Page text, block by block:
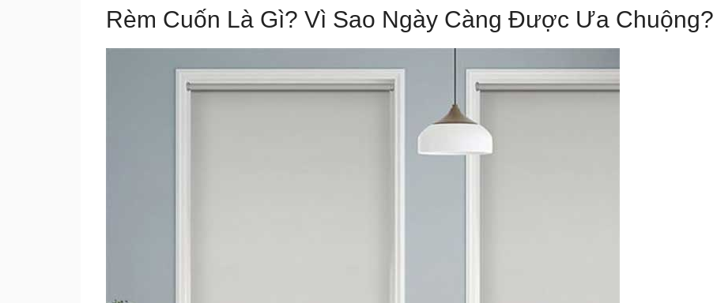
Rèm Cuốn Là Gì? Vì Sao Ngày Càng Được Ưa Chuộng?